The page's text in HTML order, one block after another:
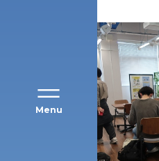
Menu